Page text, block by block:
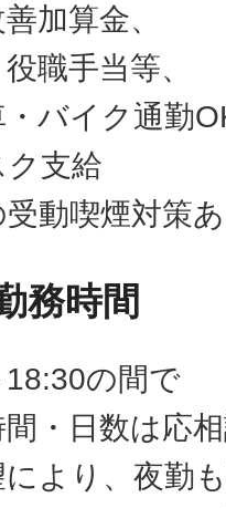
加算金、
職手当等、
バイク通勤
支給
動喫煙対策あ
務時間
の間で
・日数は応
より、夜勤